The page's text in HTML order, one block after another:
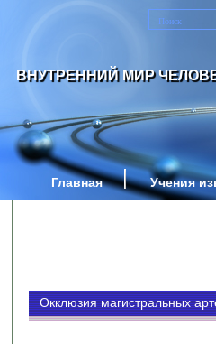
ВНУТРЕННИЙ МИР
Главная Учения
Окклюзия магистральных